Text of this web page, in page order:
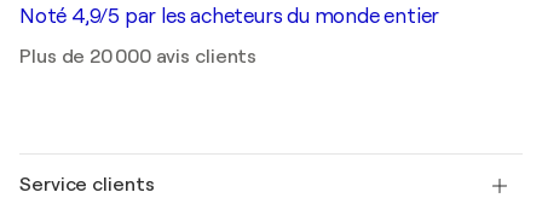
Noté 4,9/5 par les acheteurs du monde entier
Plus de 20 000 avis clients
Service clients